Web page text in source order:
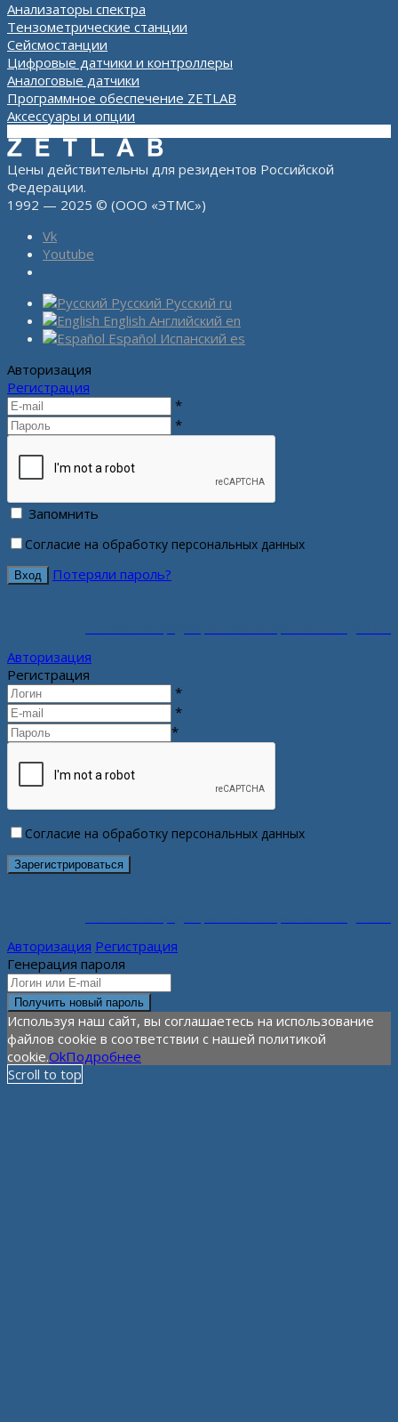
Анализаторы спектра
Тензометрические станции
Сейсмостанции
Цифровые датчики и контроллеры
Аналоговые датчики
Программное обеспечение ZETLAB
Аксессуары и опции
Цены действительны для резидентов Российской
Федерации.
1992 — 2025 © (ООО «ЭТМС»)
Vk
Youtube
Русский Русский ru
English Английский en
Español Испанский es
Авторизация
Регистрация
*
*
Запомнить
Согласие на обработку персональных данных
Потеряли пароль?
Авторизация
Регистрация
*
*
*
Согласие на обработку персональных данных
Авторизация Регистрация
Генерация пароля
Используя наш сайт, вы соглашаетесь на использование
файлов cookie в соответствии с нашей политикой
cookie.OkПодробнее
Scroll to top